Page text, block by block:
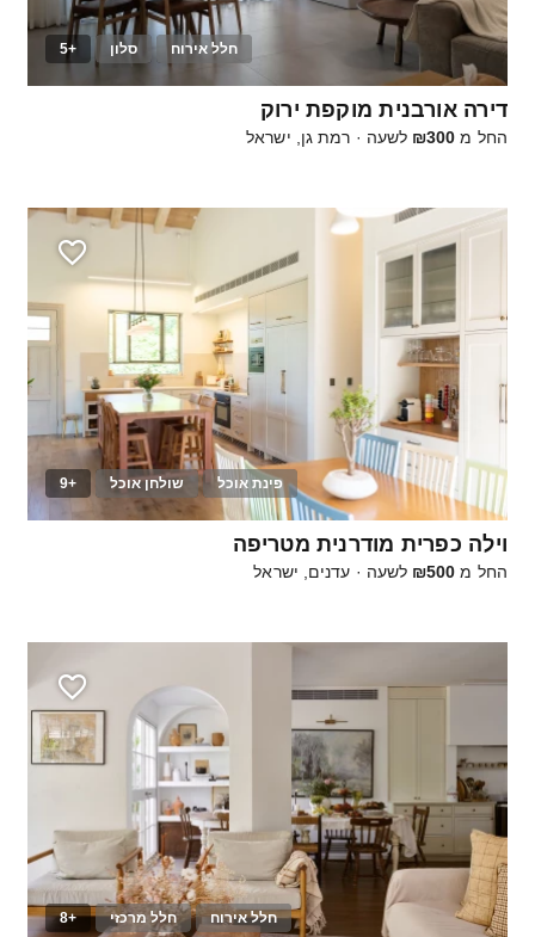
חלל אירוח סלון +5
10
דירה אורבנית מוקפת ירוק
החל מ ₪300 לשעה · רמת גן, ישראל
פינת אוכל שולחן אוכל +9
100
וילה כפרית מודרנית מטריפה
החל מ ₪500 לשעה · עדנים, ישראל
חלל אירוח חלל מרכזי +8